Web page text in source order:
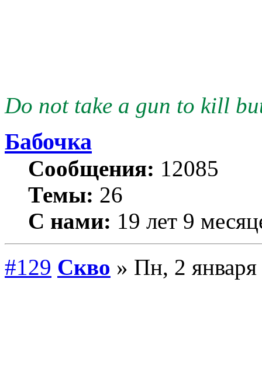
Do not take a gun to kill
Бабочка
Сообщения: 12085
Темы: 26
С нами: 19 лет 9
#129 Скво » Пн, 2